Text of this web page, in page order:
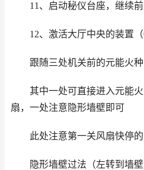
11、启动秘仪台座，继续前
12、激活大厅中央的装置（
跟随三处机关前的元能火种
其中一处可直接进入元能火
扇，一处注意隐形墙壁即可
此处注意第一关风扇快停的
隐形墙壁过法（左转到墙壁